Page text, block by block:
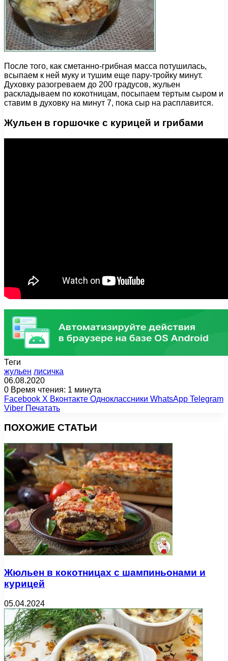
После того, как сметанно-грибная масса потушилась,
всыпаем к ней муку и тушим еще пару-тройку минут.
Духовку разогреваем до 200 градусов, жульен
раскладываем по кокотницам, посыпаем тертым сыром и
ставим в духовку на минут 7, пока сыр на расплавится.
Жульен в горшочке с курицей и грибами
Теги
жульен лисичка
06.08.2020
0 Время чтения: 1 минута
Facebook X Вконтакте Одноклассники WhatsApp Telegram
Viber Печатать
ПОХОЖИЕ СТАТЬИ
Жюльен в кокотницах с шампиньонами и
курицей
05.04.2024